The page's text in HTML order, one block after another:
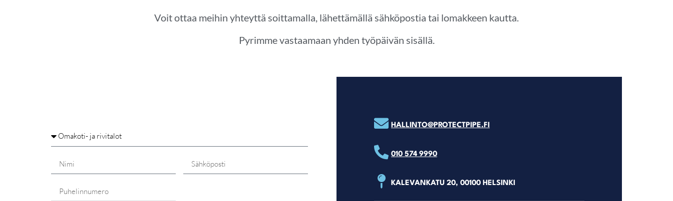
Voit ottaa meihin yhteyttä soittamalla, lähettämällä sähköpostia tai lomakkeen kautta.
Pyrimme vastaamaan yhden työpäivän sisällä.
HALLINTO@PROTECTPIPE.FI
010 574 9990
KALEVANKATU 20, 00100 HELSINKI